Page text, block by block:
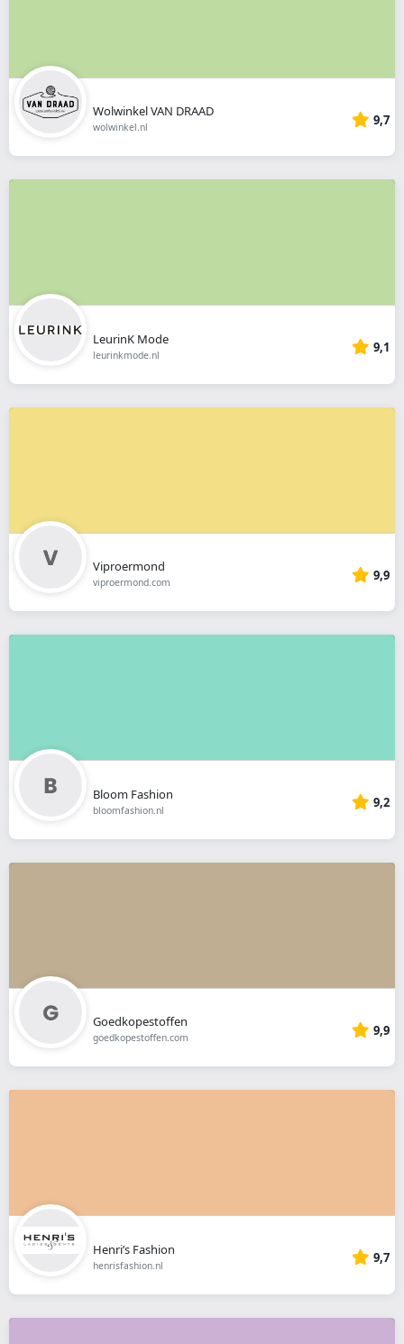
Wolwinkel VAN DRAAD
wolwinkel.nl 9,7
LeurinK Mode
leurinkmode.nl 9,1
Viproermond
viproermond.com 9,9
Bloom Fashion
bloomfashion.nl 9,2
Goedkopestoffen
goedkopestoffen.com 9,9
Henri’s Fashion
henrisfashion.nl 9,7